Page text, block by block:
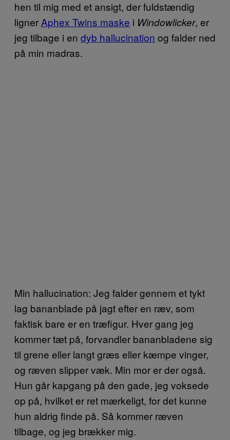
hen til mig med et ansigt, der fuldstændig
ligner Aphex Twins maske i Windowlicker, er
jeg tilbage i en dyb hallucination og falder ned
på min madras.
Min hallucination: Jeg falder gennem et tykt
lag bananblade på jagt efter en ræv, som
faktisk bare er en træfigur. Hver gang jeg
kommer tæt på, forvandler bananbladene sig
til grene eller langt græs eller kæmpe vinger,
og ræven slipper væk. Min mor er der også.
Hun går kapgang på den gade, jeg voksede
op på, hvilket er ret mærkeligt, for det kunne
hun aldrig finde på. Så kommer ræven
tilbage, og jeg brækker mig.